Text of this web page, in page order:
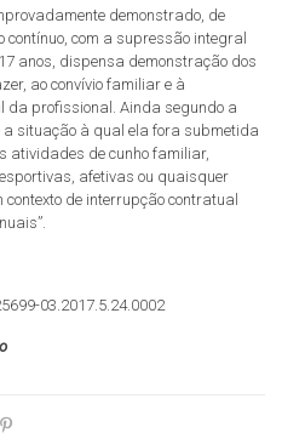
demonstrado, de
com a supressão integral
anos, dispensa demonstração dos
ao convívio familiar e à
da profissional. Ainda segundo a
a situação à qual ela fora submetida
atividades de cunho familiar,
afetivas ou quaisquer
de interrupção contratual
03.2017.5.24.0002